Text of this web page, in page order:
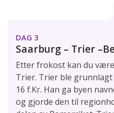
DAG 3
Saarburg – Trier
Etter frokost kan du
Trier. Trier ble
16 f.Kr. Han ga byen
og gjorde den til